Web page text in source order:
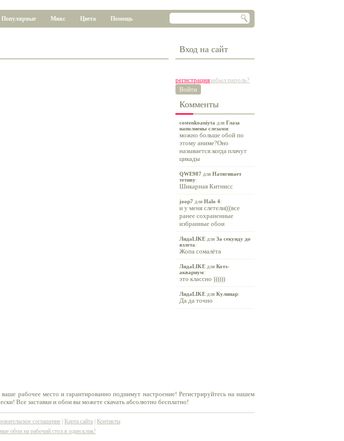
Популярные Микс Цвета Помощь
Вход на сайт
регистрациязабыл пароль?
Войти
Комменты
costenkoaniyta для Глаза
наполнены слезами:
можно больше обой по
этому аниме?Оно
называется:когда плачут
цикады
QWE987 для Натягивает
тетиву:
Шикарная Китнисс
joop7 для Halo 4:
и у меня слетели(((все
ранее сохраненные
избранные обои
ЛидаLIKE для За секунду до
взлета:
Жопа сомалёта
ЛидаLIKE для Котэ-
аквариум:
это классно ))))))
ЛидаLIKE для Кулинар:
Да да точно
рабочее место и гарантированно поднимут настроение! Регистрируйтесь на нашем
Все заставки и обои вы можете скачать абсолютно бесплатно!
соглашение Карта сайта
Контакты
обои на рабочий стол в один клик!